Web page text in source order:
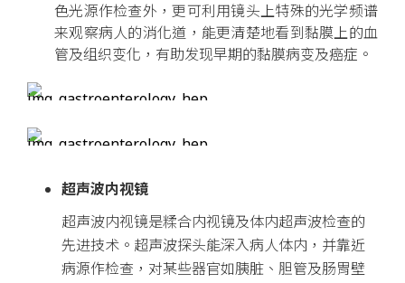
色光源作检查外，更可利用镜头上特殊的光学频谱
来观察病人的消化道，能更清楚地看到黏膜上的血
管及组织变化，有助发现早期的黏膜病变及癌症。
超声波内视镜
超声波内视镜是糅合内视镜及体内超声波检查的
先进技术。超声波探头能深入病人体内，并靠近
病源作检查，对某些器官如胰脏、胆管及肠胃壁